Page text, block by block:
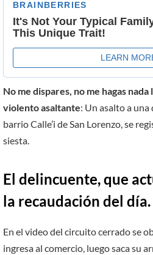
No me dispares, no me hagas
violento asaltante: Un asalto a
barrio Calle’i de San Lorenzo, se
siesta.
El delincuente, que
la recaudación del día.
En el video del circuito cerrado se
ingresa al comercio, luego saca su